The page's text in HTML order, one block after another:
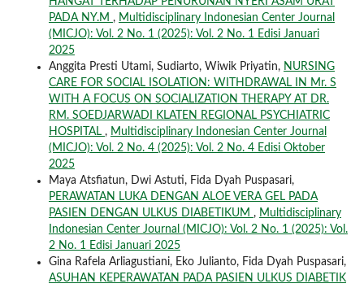
PADA NY.M , Multidisciplinary Indonesian Center Journal
(MICJO): Vol. 2 No. 1 (2025): Vol. 2 No. 1 Edisi Januari
2025
Anggita Presti Utami, Sudiarto, Wiwik Priyatin, NURSING
CARE FOR SOCIAL ISOLATION: WITHDRAWAL IN Mr. S
WITH A FOCUS ON SOCIALIZATION THERAPY AT DR.
RM. SOEDJARWADI KLATEN REGIONAL PSYCHIATRIC
HOSPITAL , Multidisciplinary Indonesian Center Journal
(MICJO): Vol. 2 No. 4 (2025): Vol. 2 No. 4 Edisi Oktober
2025
Maya Atsfiatun, Dwi Astuti, Fida Dyah Puspasari,
PERAWATAN LUKA DENGAN ALOE VERA GEL PADA
PASIEN DENGAN ULKUS DIABETIKUM , Multidisciplinary
Indonesian Center Journal (MICJO): Vol. 2 No. 1 (2025): Vol.
2 No. 1 Edisi Januari 2025
Gina Rafela Arliagustiani, Eko Julianto, Fida Dyah Puspasari,
ASUHAN KEPERAWATAN PADA PASIEN ULKUS DIABETIK